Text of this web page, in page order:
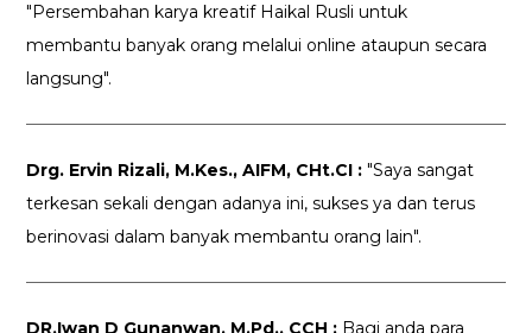
"Persembahan karya kreatif Haikal Rusli untuk
membantu banyak orang melalui online ataupun secara
langsung".
Drg. Ervin Rizali, M.Kes., AIFM, CHt.CI : "Saya sangat
terkesan sekali dengan adanya ini, sukses ya dan terus
berinovasi dalam banyak membantu orang lain".
DR.Iwan D Gunanwan, M.Pd., CCH : Bagi anda para